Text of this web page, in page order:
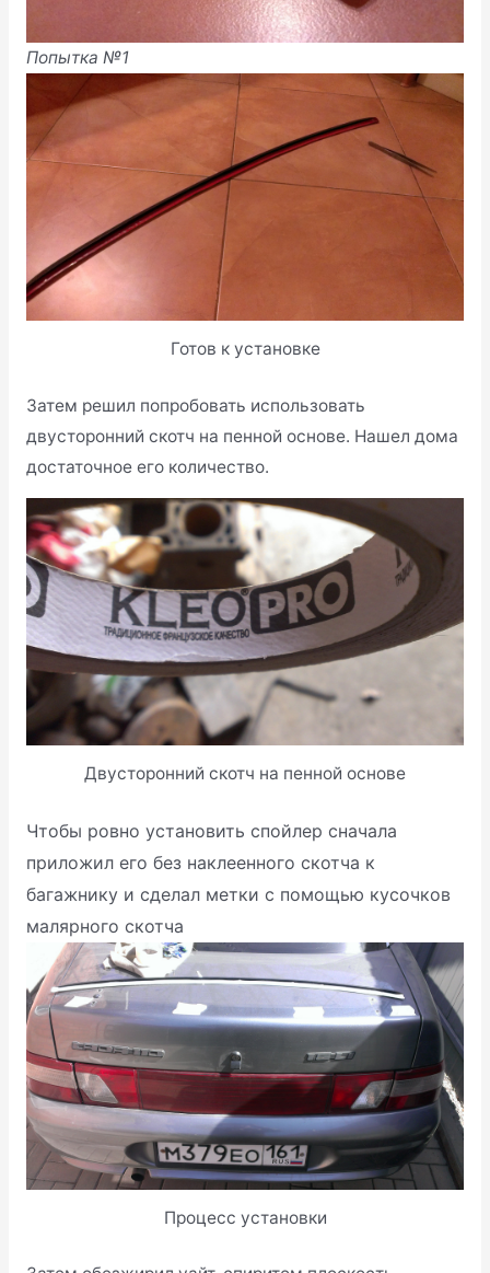
Попытка №1
Готов к установке
Затем решил попробовать использовать
двусторонний скотч на пенной основе. Нашел дома
достаточное его количество.
Двусторонний скотч на пенной основе
Чтобы ровно установить спойлер сначала
приложил его без наклеенного скотча к
багажнику и сделал метки с помощью кусочков
малярного скотча
Процесс установки